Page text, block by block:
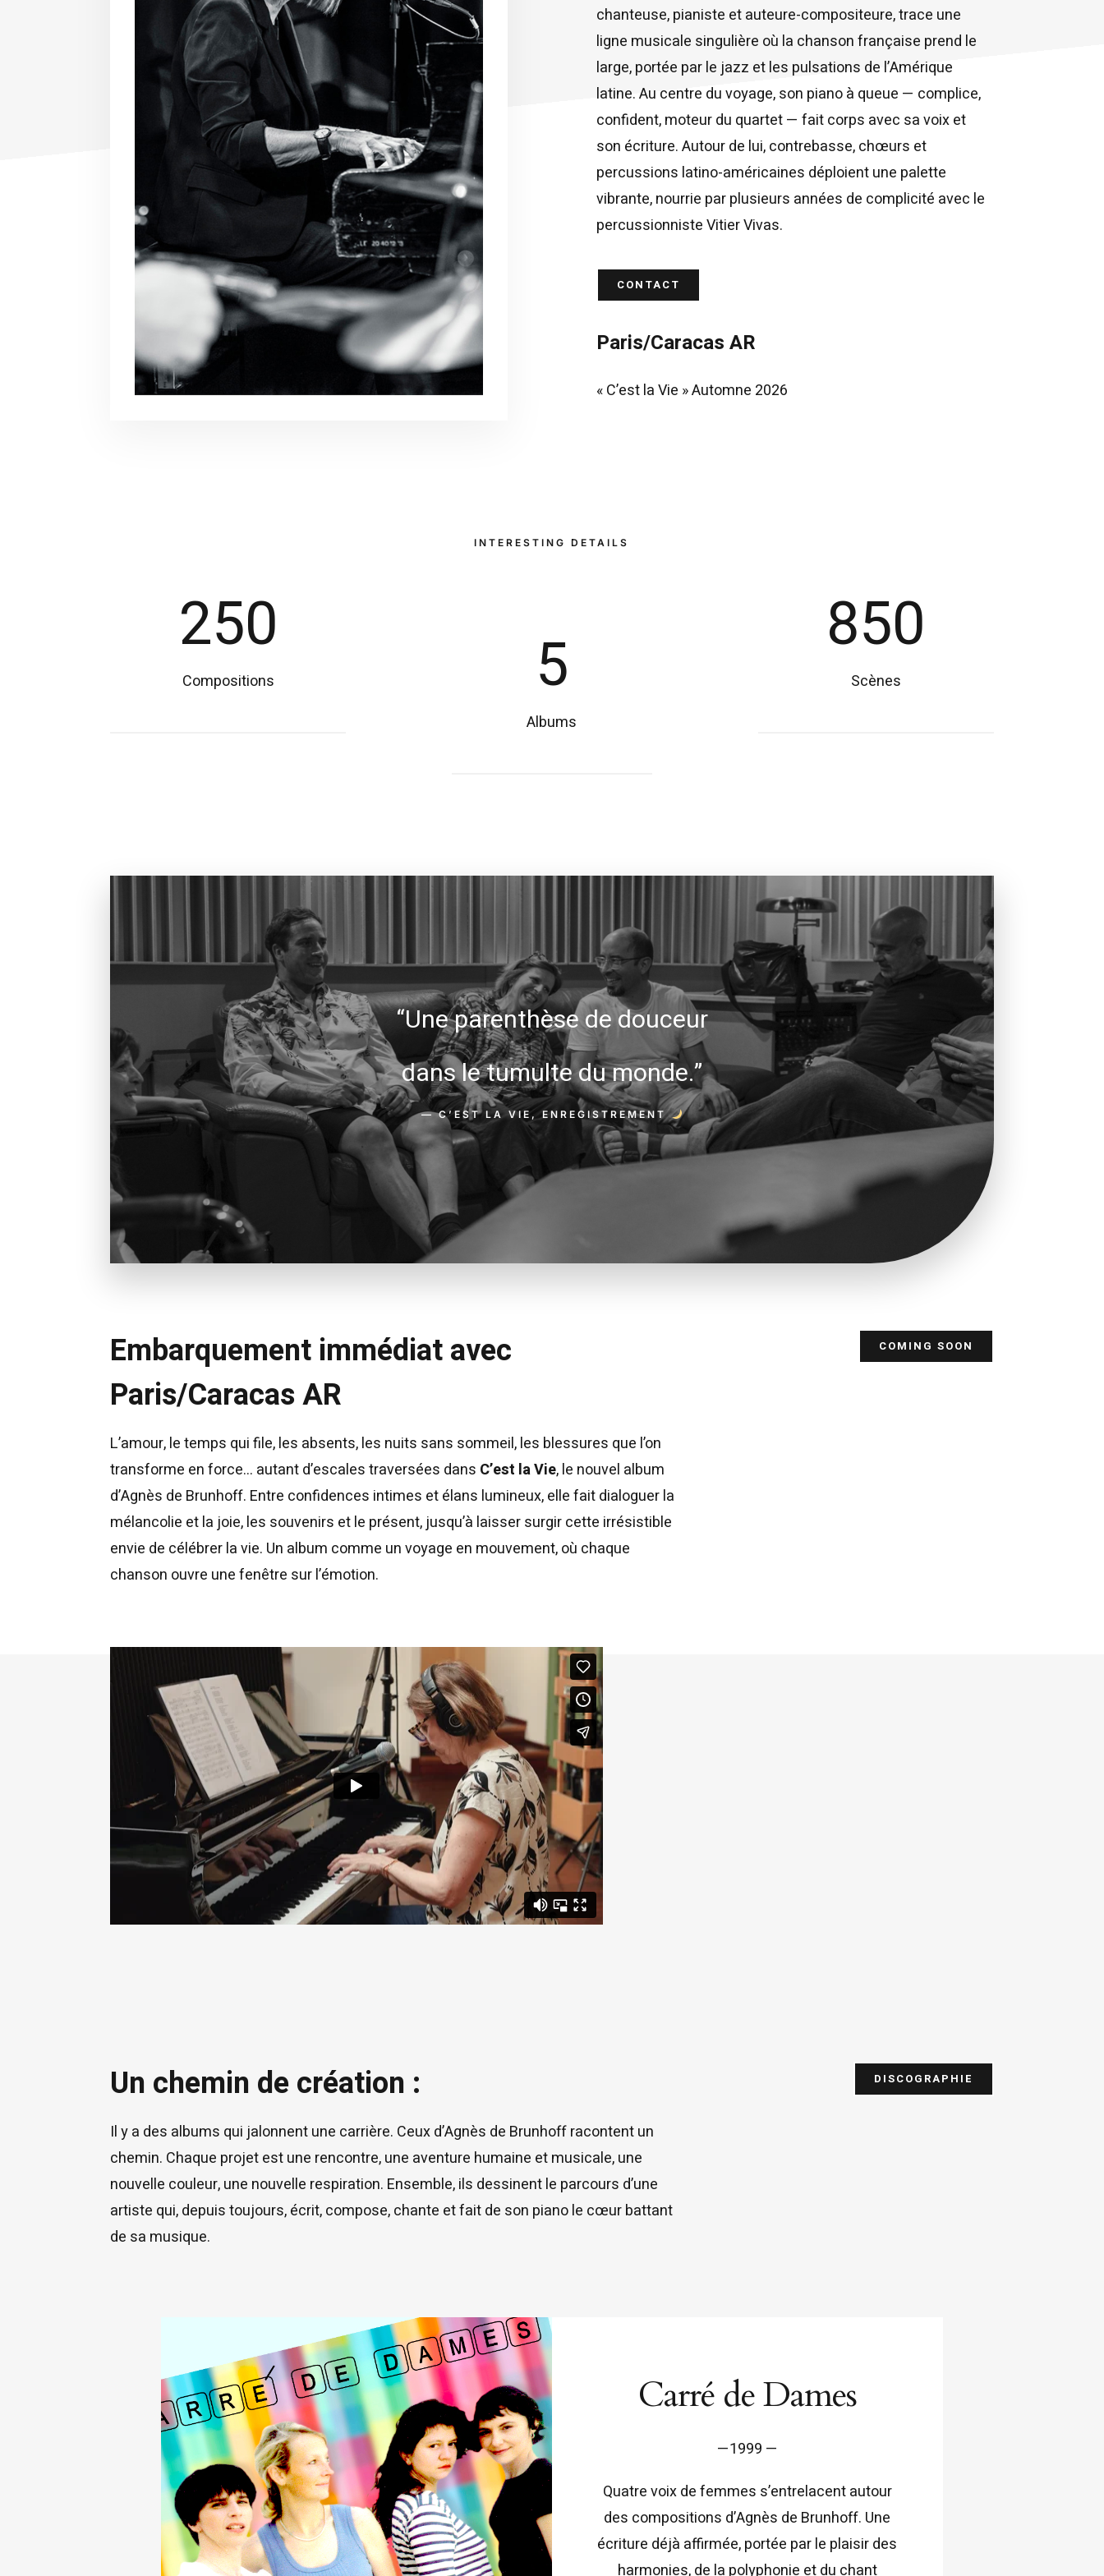
chanteuse, pianiste et auteure-compositeure, trace une
ligne musicale singulière où la chanson française prend le
large, portée par le jazz et les pulsations de l’Amérique
latine. Au centre du voyage, son piano à queue — complice,
confident, moteur du quartet — fait corps avec sa voix et
son écriture. Autour de lui, contrebasse, chœurs et
percussions latino-américaines déploient une palette
vibrante, nourrie par plusieurs années de complicité avec le
percussionniste Vitier Vivas.
CONTACT
Paris/Caracas AR
« C’est la Vie » Automne 2026
INTERESTING DETAILS
250
Compositions 5
Albums
850
Scènes
“Une parenthèse de douceur
dans le tumulte du monde.”
— C’EST LA VIE, ENREGISTREMENT
Embarquement immédiat avec
Paris/Caracas AR
L’amour, le temps qui file, les absents, les nuits sans sommeil, les blessures que l’on
transforme en force… autant d’escales traversées dans C’est la Vie, le nouvel album
d’Agnès de Brunhoff. Entre confidences intimes et élans lumineux, elle fait dialoguer la
mélancolie et la joie, les souvenirs et le présent, jusqu’à laisser surgir cette irrésistible
envie de célébrer la vie. Un album comme un voyage en mouvement, où chaque
chanson ouvre une fenêtre sur l’émotion.
COMING SOON
Un chemin de création :
Il y a des albums qui jalonnent une carrière. Ceux d’Agnès de Brunhoff racontent un
chemin. Chaque projet est une rencontre, une aventure humaine et musicale, une
nouvelle couleur, une nouvelle respiration. Ensemble, ils dessinent le parcours d’une
artiste qui, depuis toujours, écrit, compose, chante et fait de son piano le cœur battant
de sa musique.
DISCOGRAPHIE
Carré de Dames
—1999 —
Quatre voix de femmes s’entrelacent autour
des compositions d’Agnès de Brunhoff. Une
écriture déjà affirmée, portée par le plaisir des
harmonies, de la polyphonie et du chant